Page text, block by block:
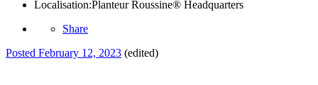
Localisation:Planteur Roussine® Headquarters
Share
Posted February 12, 2023 (edited)